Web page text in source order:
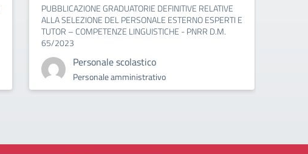
PUBBLICAZIONE GRADUATORIE DEFINITIVE RELATIVE
ALLA SELEZIONE DEL PERSONALE ESTERNO ESPERTI E
TUTOR – COMPETENZE LINGUISTICHE - PNRR D.M.
65/2023
Personale scolastico
Personale amministrativo